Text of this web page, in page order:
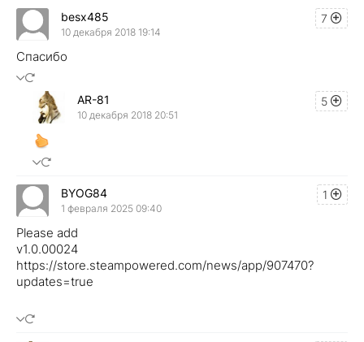
7
besx485
10 декабря 2018 19:14
Спасибо
5
AR-81
10 декабря 2018 20:51
1
BYOG84
1 февраля 2025 09:40
Please add
v1.0.00024
https://store.steampowered.com/news/app/907470?
updates=true